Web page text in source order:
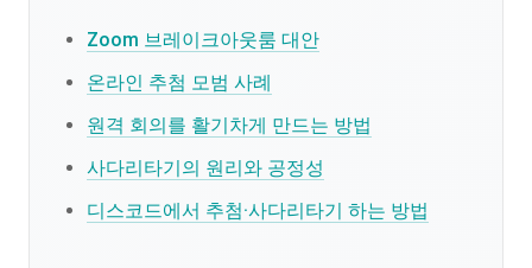
Zoom 브레이크아웃룸 대안
온라인 추첨 모범 사례
원격 회의를 활기차게 만드는 방법
사다리타기의 원리와 공정성
디스코드에서 추첨·사다리타기 하는 방법